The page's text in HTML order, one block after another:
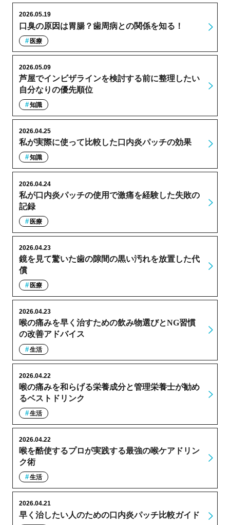
口臭の原因は胃腸？歯周病との関係を知る！
2026.05.19
医療
芦屋でインビザラインを検討する前に整理したい
自分なりの優先順位
2026.05.09
知識
私が実際に使って比較した口内炎パッチの効果
2026.04.25
知識
私が口内炎パッチの使用で激痛を経験した失敗の
記録
2026.04.24
医療
鏡を見て驚いた歯の隙間の黒い汚れを放置した代
償
2026.04.23
医療
喉の痛みを早く治すための飲み物選びとNG習慣
の改善アドバイス
2026.04.23
生活
喉の痛みを和らげる栄養成分と管理栄養士が勧め
るベストドリンク
2026.04.22
生活
喉を酷使するプロが実践する最強の喉ケアドリン
ク術
2026.04.22
生活
早く治したい人のための口内炎パッチ比較ガイド
2026.04.21